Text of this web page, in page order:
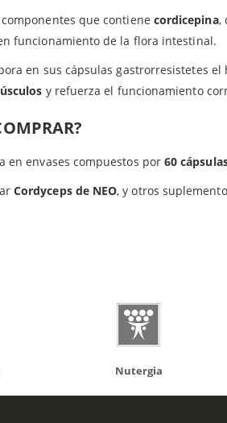
que contiene cordicepina,
funcionamiento de la flora intestinal.
en sus cápsulas gastrorresistetes
y refuerza el funcionamiento
en envases compuestos por 60
Cordyceps de NEO, y otros
productos
Nutergia